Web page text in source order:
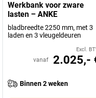
Werkbank voor zware
lasten – ANKE
bladbreedte 2250 mm, met 3
laden en 3 vleugeldeuren
Excl.
vanaf 2.025,-
Binnen 2 weken